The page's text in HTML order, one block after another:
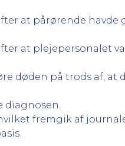
at pårørende
at plejepersonalet
døden på trods af, at
diagnosen.
fremgik af